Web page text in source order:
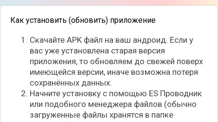
можно использовать частично сенсорный экран.
Настройки здесь достаточно гибкие, благодаря
чему на экран можно вывести различные кнопки,
элементы управления или же менять назначение
кнопок.
Как установить (обновить) приложение
Скачайте APK файл на ваш андроид. Если у
вас уже установлена старая версия
приложения, то обновляем до свежей поверх
имеющейся версии, иначе возможна потеря
сохранённых данных.
Начните установку с помощью ES Проводник
или подобного менеджера файлов (обычно
загруженные файлы хранятся в папке